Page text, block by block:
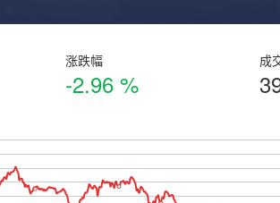
涨跌幅
-2.96 %
成